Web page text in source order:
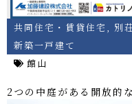
共同住宅・賃貸住宅 , 別
新築一戸建て
館山
2つの中庭がある開放的